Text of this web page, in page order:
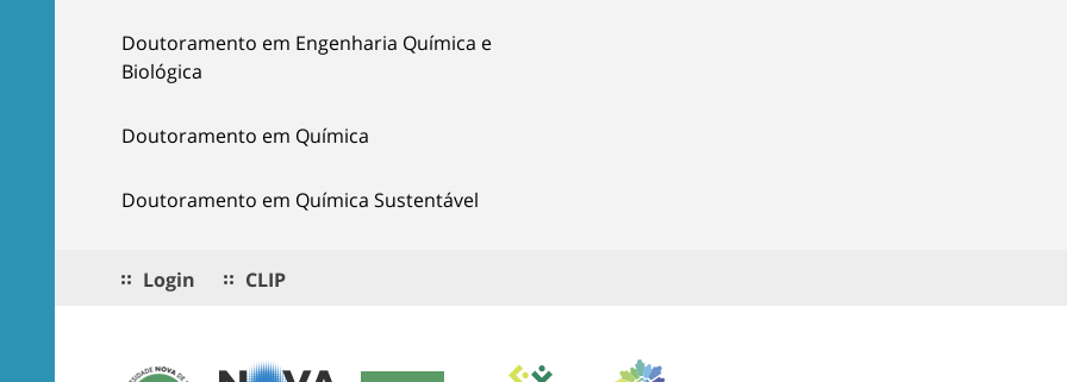
Doutoramento em Engenharia Química e
Biológica
Doutoramento em Química
Doutoramento em Química Sustentável
Login CLIP